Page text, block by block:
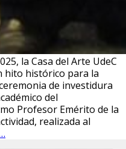
la Casa del Arte UdeC
hito histórico para la
de investidura
del
Profesor Emérito de la
realizada al